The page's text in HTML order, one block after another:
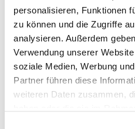
personalisieren, Funktionen
zu können und die Zugriffe
analysieren. Außerdem
Verwendung unserer
soziale Medien, Werbung
Partner führen diese
weiteren Daten zusammen,
ausgesuchte
Bank unterstützt sie
Beiträge und macht es
wirklich bei den
können.